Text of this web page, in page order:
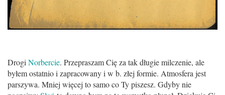
Drogi Norbercie. Przepraszam Cię za tak długie milczenie, ale
byłem ostatnio i zapracowany i w b. złej formie. Atmosfera jest
parszywa. Mniej więcej to samo co Ty piszesz. Gdyby nie